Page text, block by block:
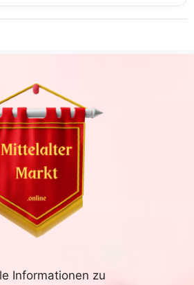
Informationen zu